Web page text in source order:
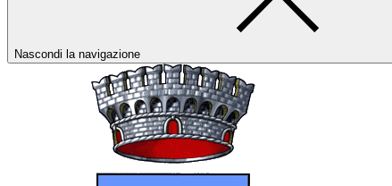
Nascondi la navigazione